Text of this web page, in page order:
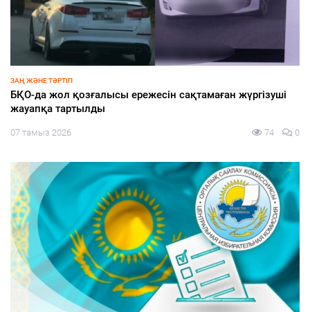
ҚАЛАЛЫҚТАР ҚАПЕРІНЕ
Қаладағы құрылыс нысандары тұрақты бақылауда